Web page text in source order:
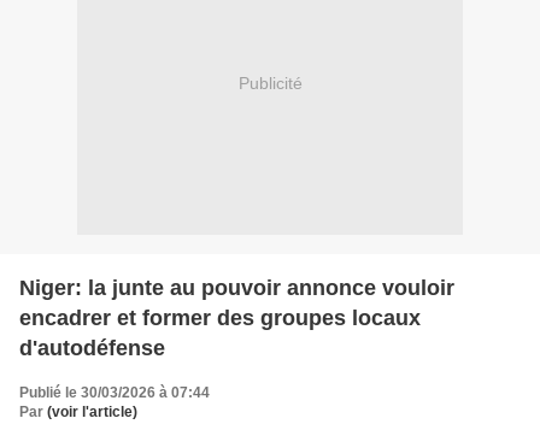
Publicité
Niger: la junte au pouvoir annonce vouloir
encadrer et former des groupes locaux
d'autodéfense
Publié le 30/03/2026 à 07:44
Par (voir l'article)